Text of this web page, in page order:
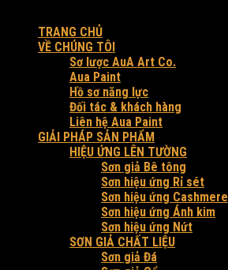
TRANG CHỦ
VỀ CHÚNG TÔI
Sơ lược AuA Art Co.
Aua Paint
Hồ sơ năng lực
Đối tác & khách hàng
Liên hệ Aua Paint
GIẢI PHÁP SẢN PHẨM
HIỆU ỨNG LÊN TƯỜNG
Sơn giả Bê tông
Sơn hiệu ứng Rỉ sét
Sơn hiệu ứng Cashmere
Sơn hiệu ứng Ánh kim
Sơn hiệu ứng Nứt
SƠN GIẢ CHẤT LIỆU
Sơn giả Đá